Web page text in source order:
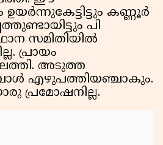
കണ്ണൂർ
പി
സമിതിയിൽ
പ്രായം
അടുത്ത
എഴുപത്തിയഞ്ചാകും.
പ്രമോഷനില്ല.